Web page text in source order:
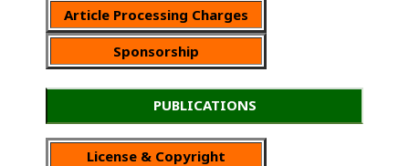
Article Processing Charges
Sponsorship
PUBLICATIONS
License & Copyright